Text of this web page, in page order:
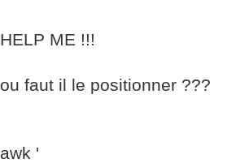
HELP ME !!!
ou faut il le positionner ???
awk '